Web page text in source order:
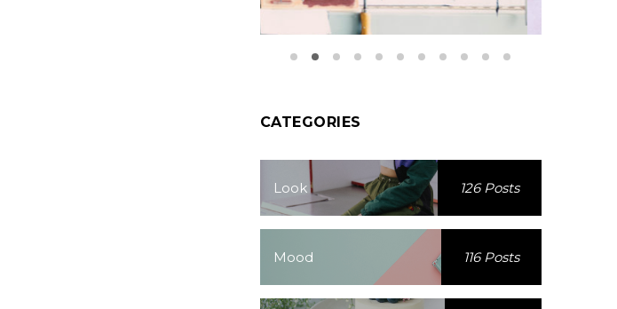
CATEGORIES
Look 126 Posts
Mood 116 Posts